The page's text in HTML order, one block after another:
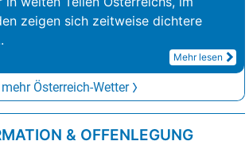
zeigen sich zeitweise dichtere
Mehr lesen
mehr Österreich-Wetter
& OFFENLEGUNG